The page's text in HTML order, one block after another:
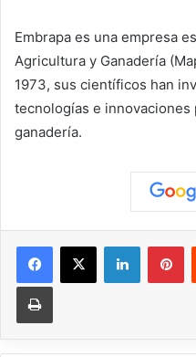
Embrapa es una empresa
Agricultura y Ganadería
1973, sus científicos han
tecnologías e innovaciones
ganadería.
Facebook
X LinkedIn
Imprimir